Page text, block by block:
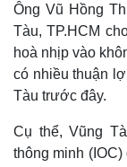
Pháp luật
Vụ án
Tin nóng
Tư vấn luật
Ông Vũ Hồng
Tàu, TP.HCM
hoà nhịp vào
có nhiều thuận
Tàu trước đây.
Cụ thể, Vũng
thông minh